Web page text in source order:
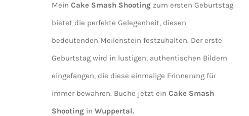
Mein Cake Smash Shooting zum ersten Geburtstag
bietet die perfekte Gelegenheit, diesen
bedeutenden Meilenstein festzuhalten. Der erste
Geburtstag wird in lustigen, authentischen Bildern
eingefangen, die diese einmalige Erinnerung für
immer bewahren. Buche jetzt ein Cake Smash
Shooting in Wuppertal.